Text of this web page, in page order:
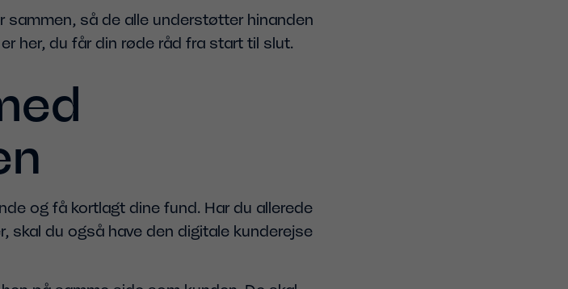
sammen, så de alle understøtter hinanden
her, du får din røde råd fra start til slut.
og få kortlagt dine fund. Har du allerede
skal du også have den digitale kunderejse